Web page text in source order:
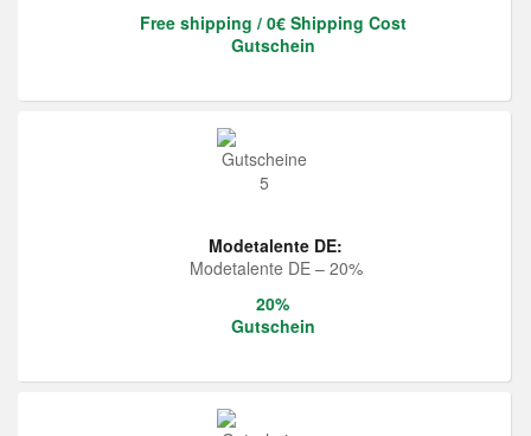
Free shipping / 0€ Shipping Cost
Gutschein
Modetalente DE:
Modetalente DE – 20%
20%
Gutschein